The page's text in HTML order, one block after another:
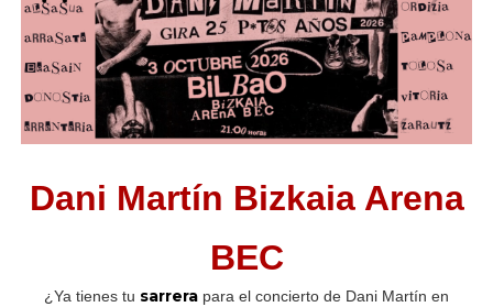
Dani Martín Bizkaia Arena
BEC
¿Ya tienes tu sarrera para el concierto de Dani Martín en